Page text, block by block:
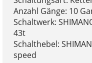
Anzahl Gänge: 10
Schaltwerk:
43t
Schalthebel:
speed